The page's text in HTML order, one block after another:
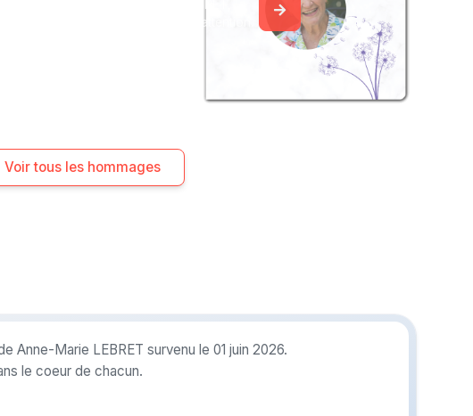
pour vous ou pour une délicate attention.
Voir tous les hommages
Anne-Marie LEBRET survenu le 01 juin 2026.
le coeur de chacun.